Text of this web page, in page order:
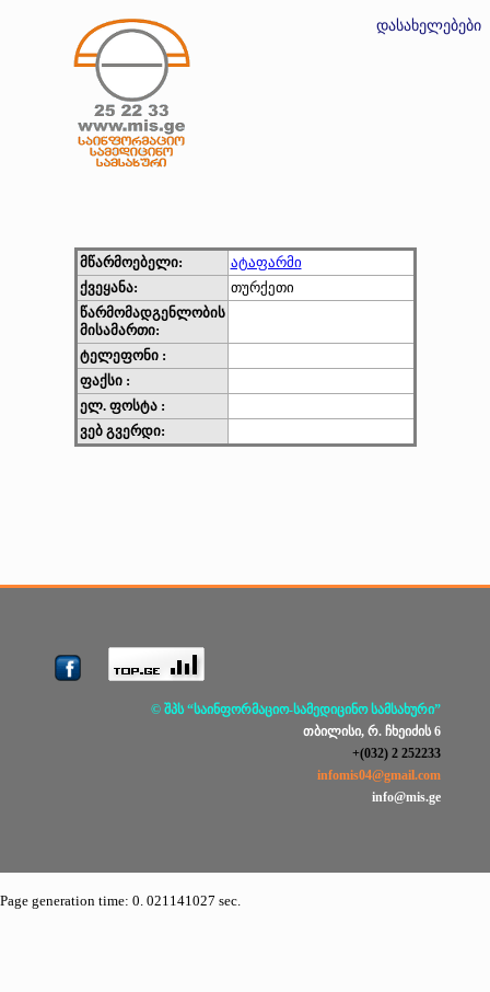
დასახელებები
მწარმოებელი:
ატაფარმი
ქვეყანა:
თურქეთი
წარმომადგენლობის
მისამართი:
ტელეფონი :
ფაქსი :
ელ. ფოსტა :
ვებ გვერდი:
© შპს “საინფორმაციო-სამედიცინო სამსახური”
თბილისი, რ. ჩხეიძის 6
+(032) 2 252233
infomis04@gmail.com
info@mis.ge
Page generation time: 0. 021141027 sec.